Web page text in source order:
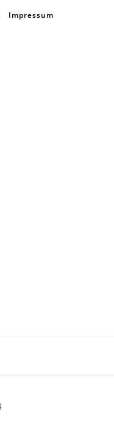
Impressum